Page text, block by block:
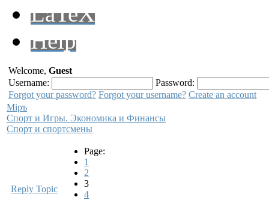
LaTeX
Help
Welcome, Guest
Username:
Password:
Forgot your password? Forgot your username? Create an account
Мiръ
Спорт и Игры. Экономика и Финансы
Спорт и спортсмены
Reply Topic
Page:
1
2
3
4